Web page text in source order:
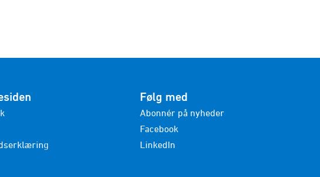
Følg med
Abonnér på nyheder
Facebook
LinkedIn